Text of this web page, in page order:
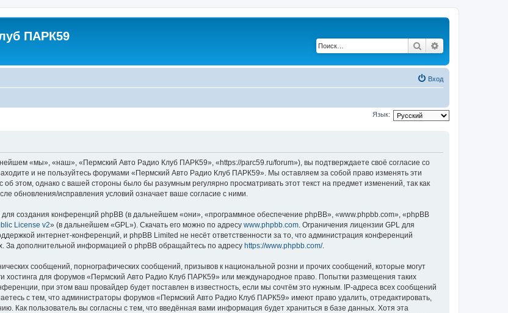
ПАРК59
Поиск
Вход
Язык:
«мы», «наш», «Пермский Авто Радио Клуб ПАРК59», «https://parc59.ru/forum»), вы подтверждаете своё согласие со
и не пользуйтесь форумами «Пермский Авто Радио Клуб ПАРК59». Мы оставляем за собой право изменять эти
этом, однако с вашей стороны было бы разумным регулярно просматривать этот текст на предмет изменений, так как
обновления/исправления условий означает ваше согласие с ними.
создания конференций phpBB (в дальнейшем «они», «программное обеспечение phpBB», «www.phpbb.com», «phpBB
License v2» (в дальнейшем «GPL»). Скачать его можно по адресу www.phpbb.com. Ограничения лицензии GPL для
интернет-конференций, и phpBB Limited не несёт ответственности за то, что администрация конференций
За дополнительной информацией о phpBB обращайтесь по адресу https://www.phpbb.com/.
сообщений, порнографических сообщений, призывов к национальной розни и прочих сообщений, которые могут
хостинга для форумов «Пермский Авто Радио Клуб ПАРК59» или международное право. Попытки размещения таких
при этом ваш провайдер будет поставлен в известность, если мы сочтём это нужным. IP-адреса всех сообщений
с тем, что администраторы форумов «Пермский Авто Радио Клуб ПАРК59» имеют право удалить, отредактировать,
Как пользователь вы согласны с тем, что введённая вами информация будет храниться в базе данных. Хотя эта